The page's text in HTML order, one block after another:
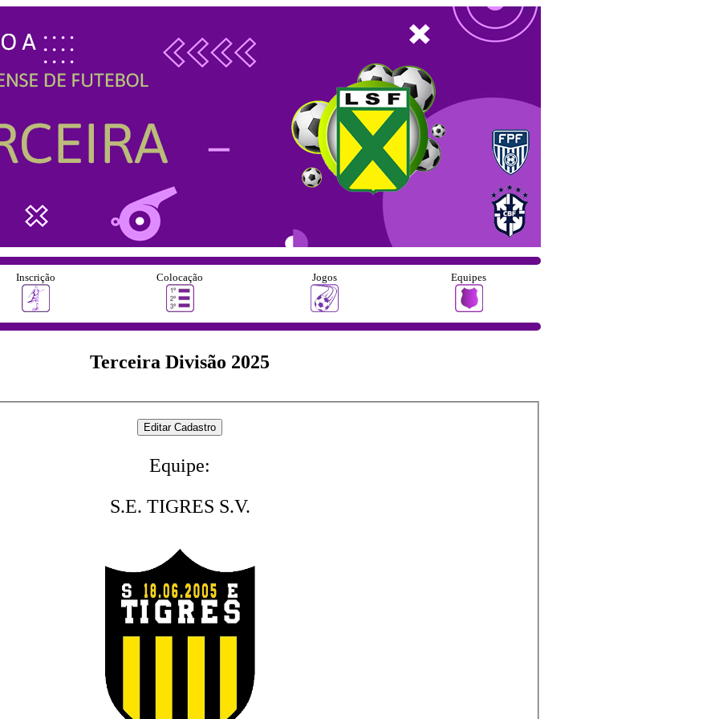
Inscrição Colocação Jogos Equipes
Terceira Divisão 2025
Equipe:
S.E. TIGRES S.V.